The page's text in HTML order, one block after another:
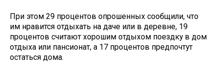
При этом 29 процентов опрошенных сообщили, что
им нравится отдыхать на даче или в деревне, 19
процентов считают хорошим отдыхом поездку в дом
отдыха или пансионат, а 17 процентов предпочтут
остаться дома.